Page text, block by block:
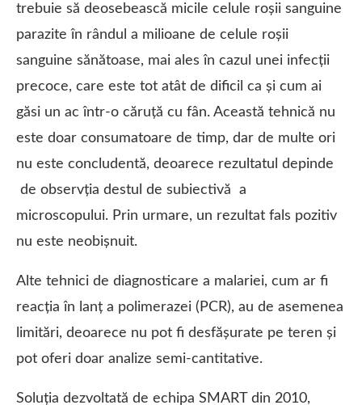
trebuie să deosebească micile celule roșii sanguine
parazite în rândul a milioane de celule roșii
sanguine sănătoase, mai ales în cazul unei infecții
precoce, care este tot atât de dificil ca și cum ai
găsi un ac într-o căruţă cu fân. Această tehnică nu
este doar consumatoare de timp, dar de multe ori
nu este concludentă, deoarece rezultatul depinde
de observţia destul de subiectivă a
microscopului. Prin urmare, un rezultat fals pozitiv
nu este neobișnuit.
Alte tehnici de diagnosticare a malariei, cum ar fi
reacția în lanț a polimerazei (PCR), au de asemenea
limitări, deoarece nu pot fi desfășurate pe teren și
pot oferi doar analize semi-cantitative.
Soluția dezvoltată de echipa SMART din 2010,